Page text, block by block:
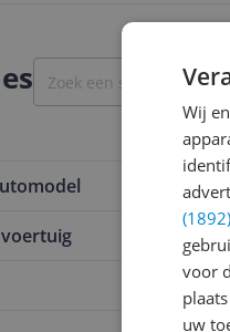
Wij
(1892)
voor
uw